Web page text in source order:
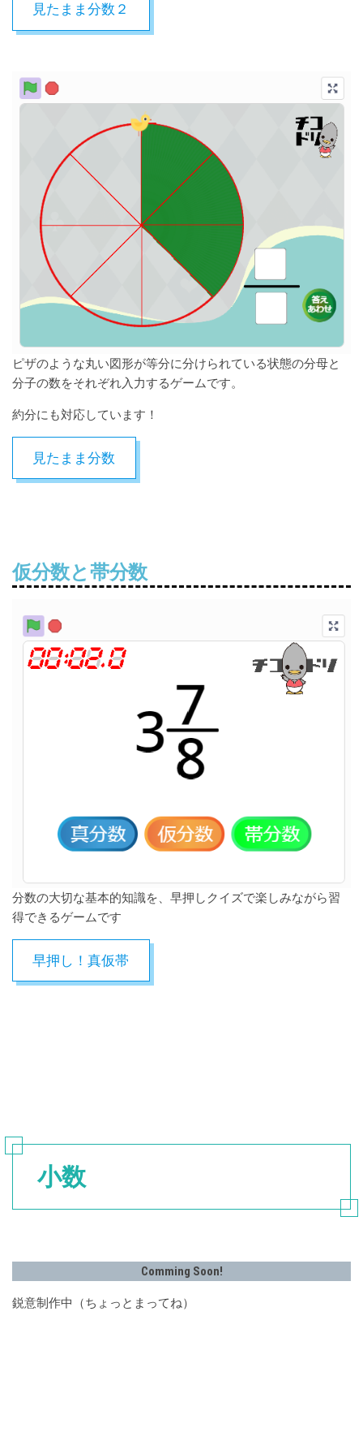
見たまま分数２
ピザのような丸い図形が等分に分けられている状態の分母と
分子の数をそれぞれ入力するゲームです。
約分にも対応しています！
見たまま分数
仮分数と帯分数
分数の大切な基本的知識を、早押しクイズで楽しみながら習
得できるゲームです
早押し！真仮帯
小数
Comming Soon!
鋭意制作中（ちょっとまってね）